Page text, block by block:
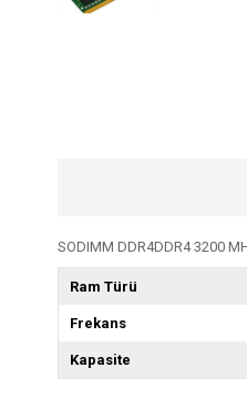
SODIMM DDR4DDR4 3200
Ram Türü
Frekans
Kapasite